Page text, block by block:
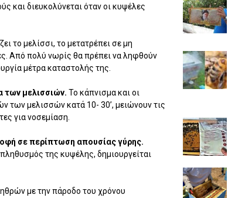
και διευκολύνεται όταν οι κυψέλες
το μελίσσι, το μετατρέπει σε μη
Από πολύ νωρίς θα πρέπει να ληφθούν
μέτρα καταστολής της.
των μελισσιών. Το κάπνισμα και οι
των μελισσών κατά 10- 30’, μειώνουν τις
για νοσεμίαση.
σε περίπτωση απουσίας γύρης.
της κυψέλης, δημιουργείται
με την πάροδο του χρόνου